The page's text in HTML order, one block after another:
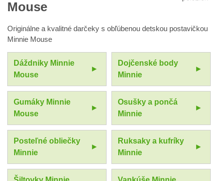
Mouse
Originálne a kvalitné darčeky s obľúbenou detskou postavičkou
Minnie Mouse
Dáždniky Minnie
Mouse
Dojčenské body
Minnie
Gumáky Minnie
Mouse
Osušky a pončá
Minnie
Posteľné obliečky
Minnie
Ruksaky a kufríky
Minnie